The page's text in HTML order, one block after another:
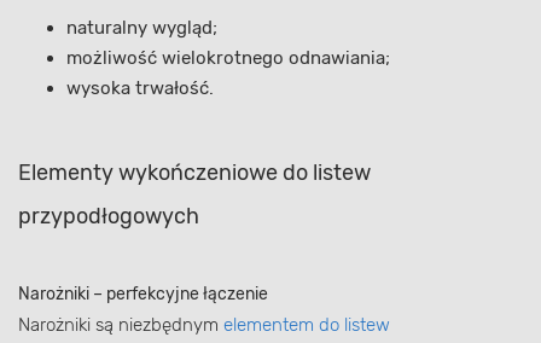
naturalny wygląd;
możliwość wielokrotnego odnawiania;
wysoka trwałość.
Elementy wykończeniowe do listew
przypodłogowych
Narożniki – perfekcyjne łączenie
Narożniki są niezbędnym elementem do listew